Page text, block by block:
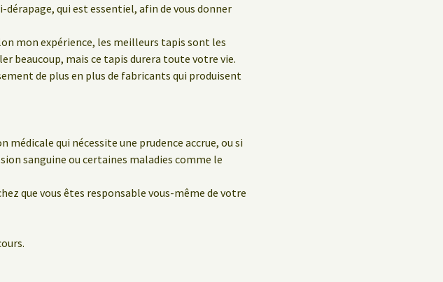
qui est essentiel, afin de vous donner
mon expérience, les meilleurs tapis sont les
beaucoup, mais ce tapis durera toute votre vie.
de plus en plus de fabricants qui produisent
qui nécessite une prudence accrue, ou si
sanguine ou certaines maladies comme le
que vous êtes responsable vous-même de votre